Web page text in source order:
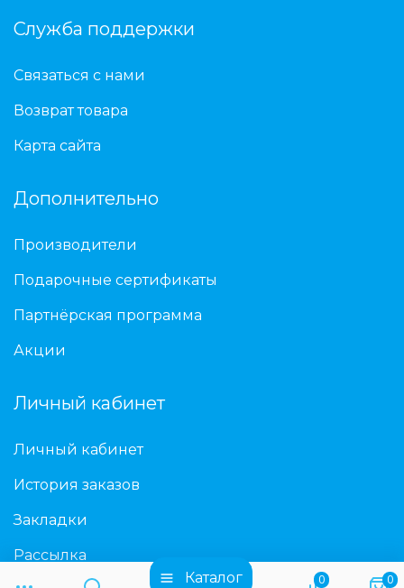
Каталог 0 0
Служба поддержки
Связаться с нами
Возврат товара
Карта сайта
Дополнительно
Производители
Подарочные сертификаты
Партнёрская программа
Акции
Личный кабинет
Личный кабинет
История заказов
Закладки
Рассылка